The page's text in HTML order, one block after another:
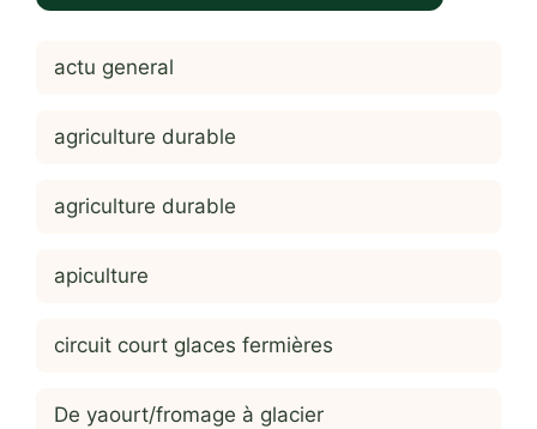
actu general
agriculture durable
agriculture durable
apiculture
circuit court glaces fermières
De yaourt/fromage à glacier